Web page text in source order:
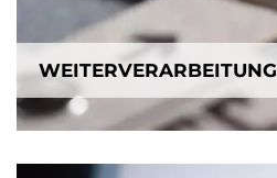
WEITERVERARBEITUNG